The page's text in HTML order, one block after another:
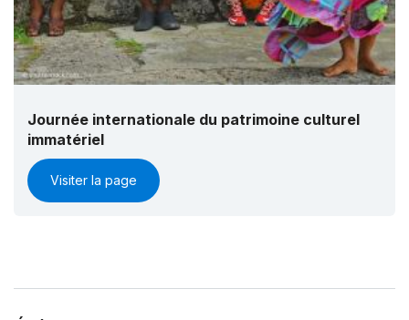
Journée internationale du patrimoine culturel
immatériel
Visiter la page